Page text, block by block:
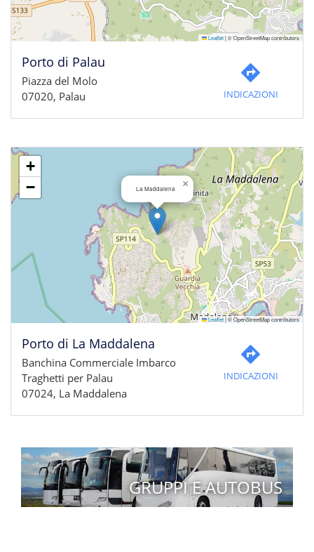
Leaflet|© OpenStreetMap contributors
Porto di Palau
Piazza del Molo
07020, Palau
INDICAZIONI
La Maddalena ×
+
−
Leaflet|© OpenStreetMap contributors
Porto di La Maddalena
Banchina Commerciale Imbarco
Traghetti per Palau
07024, La Maddalena
INDICAZIONI
GRUPPI E AUTOBUS